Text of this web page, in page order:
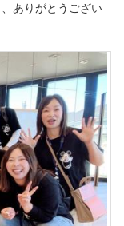
ありがとうござい